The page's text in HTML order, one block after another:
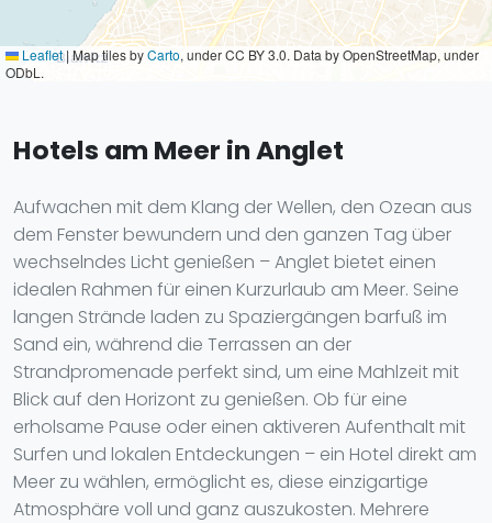
Leaflet |Map tiles byCarto, under CC BY 3.0. Data by OpenStreetMap, under
ODbL.
Hotels am Meer in Anglet
Aufwachen mit dem Klang der Wellen, den Ozean aus
dem Fenster bewundern und den ganzen Tag über
wechselndes Licht genießen – Anglet bietet einen
idealen Rahmen für einen Kurzurlaub am Meer. Seine
langen Strände laden zu Spaziergängen barfuß im
Sand ein, während die Terrassen an der
Strandpromenade perfekt sind, um eine Mahlzeit mit
Blick auf den Horizont zu genießen. Ob für eine
erholsame Pause oder einen aktiveren Aufenthalt mit
Surfen und lokalen Entdeckungen – ein Hotel direkt am
Meer zu wählen, ermöglicht es, diese einzigartige
Atmosphäre voll und ganz auszukosten. Mehrere